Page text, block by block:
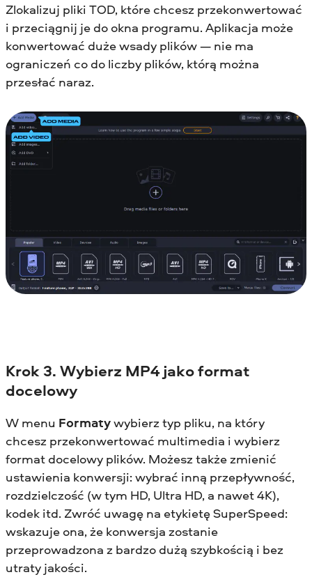
Zlokalizuj pliki TOD, które chcesz przekonwertować
i przeciągnij je do okna programu. Aplikacja może
konwertować duże wsady plików — nie ma
ograniczeń co do liczby plików, którą można
przesłać naraz.
Krok 3. Wybierz MP4 jako format
docelowy
W menu Formatywybierz typ pliku, na który
chcesz przekonwertować multimedia i wybierz
format docelowy plików. Możesz także zmienić
ustawienia konwersji: wybrać inną przepływność,
rozdzielczość (w tym HD, Ultra HD, a nawet 4K),
kodek itd. Zwróć uwagę na etykietę SuperSpeed:
wskazuje ona, że konwersja zostanie
przeprowadzona z bardzo dużą szybkością i bez
utraty jakości.